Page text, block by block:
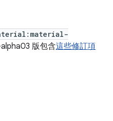
alpha03 版包含這些修訂項